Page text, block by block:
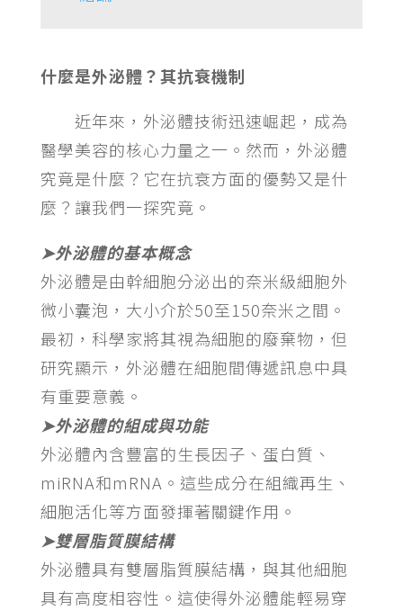
什麼是外泌體？其抗衰機制
近年來，外泌體技術迅速崛起，成為
醫學美容的核心力量之一。然而，外泌體
究竟是什麼？它在抗衰方面的優勢又是什
麼？讓我們一探究竟。
➤外泌體的基本概念
外泌體是由幹細胞分泌出的奈米級細胞外
微小囊泡，大小介於50至150奈米之間。
最初，科學家將其視為細胞的廢棄物，但
研究顯示，外泌體在細胞間傳遞訊息中具
有重要意義。
➤外泌體的組成與功能
外泌體內含豐富的生長因子、蛋白質、
miRNA和mRNA。這些成分在組織再生、
細胞活化等方面發揮著關鍵作用。
➤雙層脂質膜結構
外泌體具有雙層脂質膜結構，與其他細胞
具有高度相容性。這使得外泌體能輕易穿